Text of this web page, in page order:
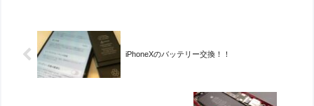
iPhoneXのバッテリー交換！！